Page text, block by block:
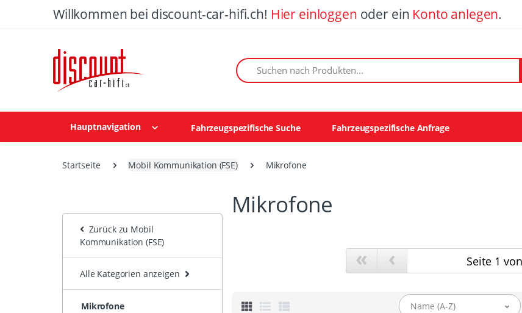
Willkommen bei discount-car-hifi.ch! Hier einloggen oder ein Konto anlegen.
Suchen nach Produkten:
Hauptnavigation Fahrzeugspezifische Suche Fahrzeugspezifische Anfrage
Startseite Mobil Kommunikation (FSE) Mikrofone
Zurück zu Mobil
Kommunikation (FSE)
Alle Kategorien anzeigen
Mikrofone
Mikrofone
« ‹
Name (A-Z)